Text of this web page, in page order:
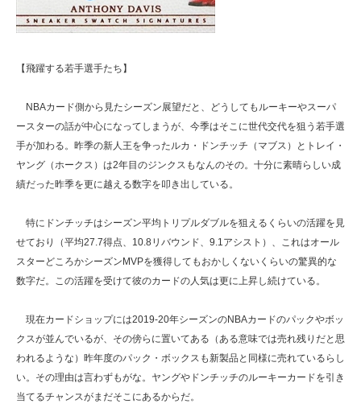
【飛躍する若手選手たち】
NBAカード側から見たシーズン展望だと、どうしてもルーキーやスーパ
ースターの話が中心になってしまうが、今季はそこに世代交代を狙う若手選
手が加わる。昨季の新人王を争ったルカ・ドンチッチ（マブス）とトレイ・
ヤング（ホークス）は2年目のジンクスもなんのその。十分に素晴らしい成
績だった昨季を更に越える数字を叩き出している。
特にドンチッチはシーズン平均トリプルダブルを狙えるくらいの活躍を見
せており（平均27.7得点、10.8リバウンド、9.1アシスト）、これはオール
スターどころかシーズンMVPを獲得してもおかしくないくらいの驚異的な
数字だ。この活躍を受けて彼のカードの人気は更に上昇し続けている。
現在カードショップには2019-20年シーズンのNBAカードのパックやボッ
クスが並んでいるが、その傍らに置いてある（ある意味では売れ残りだと思
われるような）昨年度のパック・ボックスも新製品と同様に売れているらし
い。その理由は言わずもがな。ヤングやドンチッチのルーキーカードを引き
当てるチャンスがまだそこにあるからだ。